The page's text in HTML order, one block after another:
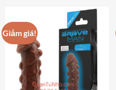
nhiều
biến
thể.
Các
tùy
chọn
Giảm giá!